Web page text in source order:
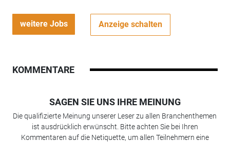
weitere Jobs Anzeige schalten
KOMMENTARE
SAGEN SIE UNS IHRE MEINUNG
Die qualifizierte Meinung unserer Leser zu allen Branchenthemen
ist ausdrücklich erwünscht. Bitte achten Sie bei Ihren
Kommentaren auf die Netiquette, um allen Teilnehmern eine